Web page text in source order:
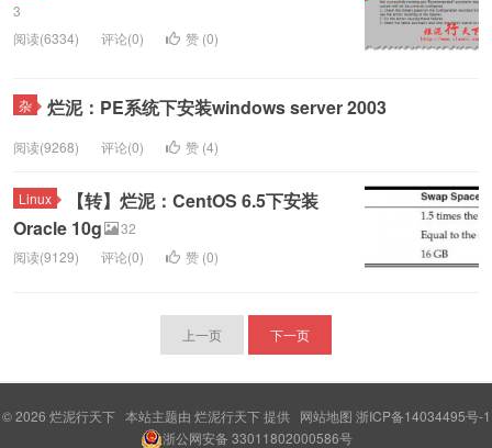
3
阅读(6334)
评论(0) 赞 (0)
杂 烂泥：PE系统下安装windows server 2003
阅读(9268) 评论(0) 赞 (4)
Linux
【转】烂泥：CentOS 6.5下安装
Oracle 10g
32
阅读(9129)
评论(0) 赞 (0)
上一页 下一页
© 2026 烂泥行天下本站主题由 烂泥行天下提供 网站地图 浙ICP备14034495号-1
浙公网安备 33011802000586号